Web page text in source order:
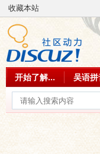
收藏本站
开始了解... 吴语拼